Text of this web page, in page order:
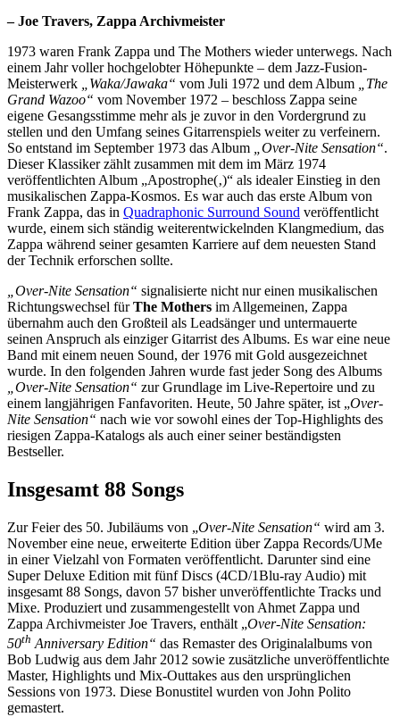
– Joe Travers, Zappa Archivmeister
1973 waren Frank Zappa und The Mothers wieder unterwegs. Nach
einem Jahr voller hochgelobter Höhepunkte – dem Jazz-Fusion-
Meisterwerk „Waka/Jawaka“ vom Juli 1972 und dem Album „The
Grand Wazoo“ vom November 1972 – beschloss Zappa seine
eigene Gesangsstimme mehr als je zuvor in den Vordergrund zu
stellen und den Umfang seines Gitarrenspiels weiter zu verfeinern.
So entstand im September 1973 das Album „Over-Nite Sensation“.
Dieser Klassiker zählt zusammen mit dem im März 1974
veröffentlichten Album „Apostrophe(‚)“ als idealer Einstieg in den
musikalischen Zappa-Kosmos. Es war auch das erste Album von
Frank Zappa, das in Quadraphonic Surround Sound veröffentlicht
wurde, einem sich ständig weiterentwickelnden Klangmedium, das
Zappa während seiner gesamten Karriere auf dem neuesten Stand
der Technik erforschen sollte.
„Over-Nite Sensation“ signalisierte nicht nur einen musikalischen
Richtungswechsel fürThe Mothers im Allgemeinen, Zappa
übernahm auch den Großteil als Leadsänger und untermauerte
seinen Anspruch als einziger Gitarrist des Albums. Es war eine neue
Band mit einem neuen Sound, der 1976 mit Gold ausgezeichnet
wurde. In den folgenden Jahren wurde fast jeder Song des Albums
„Over-Nite Sensation“ zur Grundlage im Live-Repertoire und zu
einem langjährigen Fanfavoriten. Heute, 50 Jahre später, ist „Over-
Nite Sensation“ nach wie vor sowohl eines der Top-Highlights des
riesigen Zappa-Katalogs als auch einer seiner beständigsten
Bestseller.
Insgesamt 88 Songs
Zur Feier des 50. Jubiläums von „Over-Nite Sensation“ wird am 3.
November eine neue, erweiterte Edition über Zappa Records/UMe
in einer Vielzahl von Formaten veröffentlicht. Darunter sind eine
Super Deluxe Edition mit fünf Discs (4CD/1Blu-ray Audio) mit
insgesamt 88 Songs, davon 57 bisher unveröffentlichte Tracks und
Mixe. Produziert und zusammengestellt von Ahmet Zappa und
Zappa Archivmeister Joe Travers, enthält „Over-Nite Sensation:
50th Anniversary Edition“ das Remaster des Originalalbums von
Bob Ludwig aus dem Jahr 2012 sowie zusätzliche unveröffentlichte
Master, Highlights und Mix-Outtakes aus den ursprünglichen
Sessions von 1973. Diese Bonustitel wurden von John Polito
gemastert.